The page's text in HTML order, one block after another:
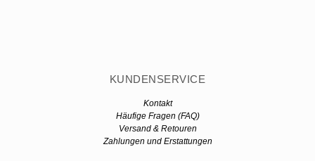
KUNDENSERVICE
Kontakt
Häufige Fragen (FAQ)
Versand & Retouren
Zahlungen und Erstattungen